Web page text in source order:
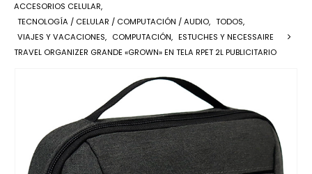
ACCESORIOS CELULAR,
TECNOLOGÍA / CELULAR / COMPUTACIÓN / AUDIO, TODOS,
VIAJES Y VACACIONES, COMPUTACIÓN, ESTUCHES Y NECESSAIRE
TRAVEL ORGANIZER GRANDE «GROWN» EN TELA RPET 2L PUBLICITARIO